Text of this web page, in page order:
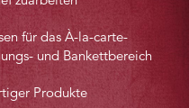
für das À-la-carte-
und Bankettbereich
Produkte